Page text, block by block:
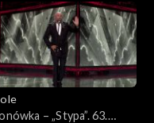
Nówka
– „Stypa”. 63.